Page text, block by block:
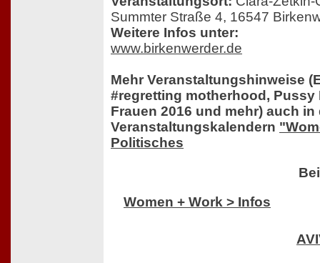
Summter Straße 4, 16547
Weitere Infos unter:
www.birkenwerder.de
Mehr Veranstaltungshinweise
#regretting motherhood, Pussy
Frauen 2016 und mehr) auch in
Veranstaltungskalendern
Politisches
Women + Work > Infos